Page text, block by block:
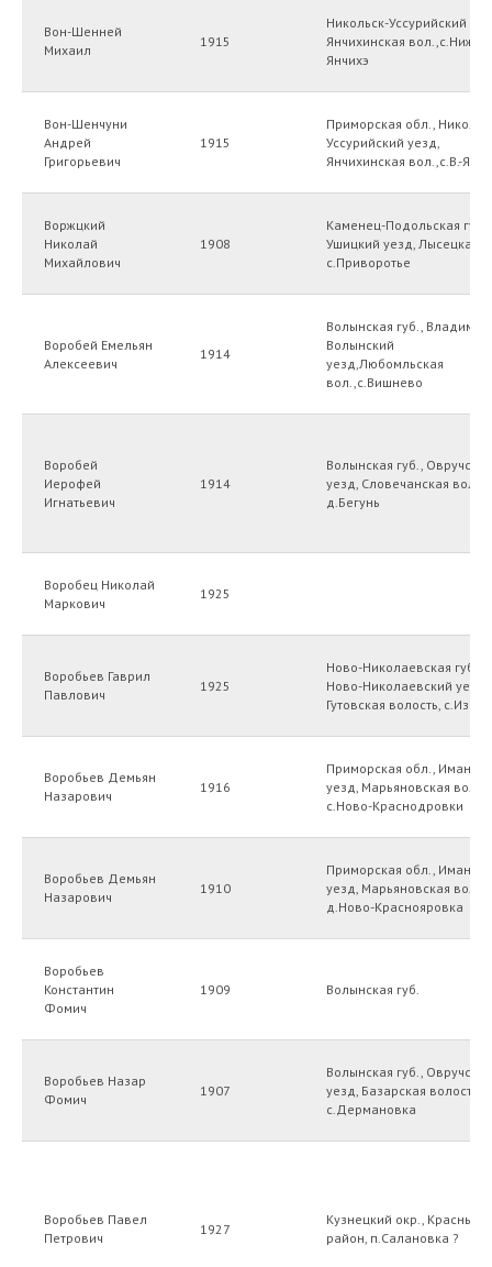
Вон-Шенней
Михаил
1915
Никольск-Уссурийский
Янчихинская
Янчихэ
Вон-Шенчуни
Андрей
Григорьевич
1915
Приморская обл.,
Уссурийский уезд,
Янчихинская вол.,с.В.-
Воржцкий
Николай
Михайлович
1908
Каменец-Подольская губ.,
Ушицкий уезд, Лысецкая
с.Приворотье
Воробей Емельян
Алексеевич
1914
Волынская губ.,
Волынский
уезд,Любомльская
вол.,с.Вишнево
Воробей
Иерофей
Игнатьевич
1914
Волынская губ., Овручский
уезд, Словечанская
д.Бегунь
Воробец Николай
Маркович
1925
Воробьев Гаврил
Павлович
1925
Ново-Николаевская губ.,
Ново-Николаевский уезд,
Гутовская волость,
Воробьев Демьян
Назарович
1916
Приморская обл.,
уезд, Марьяновская
с.Ново-Краснодровки
Воробьев Демьян
Назарович
1910
Приморская обл.,
уезд, Марьяновская
д.Ново-Краснояровка
Воробьев
Константин
Фомич
1909 Волынская губ.
Воробьев Назар
Фомич
1907
Волынская губ., Овручский
уезд, Базарская волость,
с.Дермановка
Воробьев Павел
Петрович
1927
Кузнецкий окр., Красный
район, п.Салановка ?